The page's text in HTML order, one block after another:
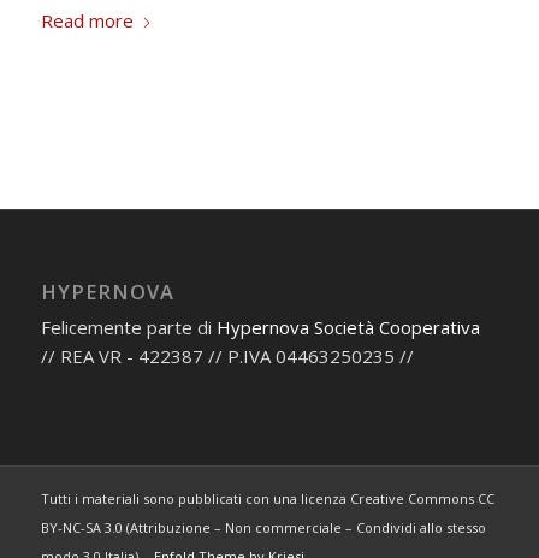
Read more
HYPERNOVA
Felicemente parte di Hypernova Società Cooperativa
// REA VR - 422387 // P.IVA 04463250235 //
Tutti i materiali sono pubblicati con una licenza Creative Commons CC
BY-NC-SA 3.0 (Attribuzione – Non commerciale – Condividi allo stesso